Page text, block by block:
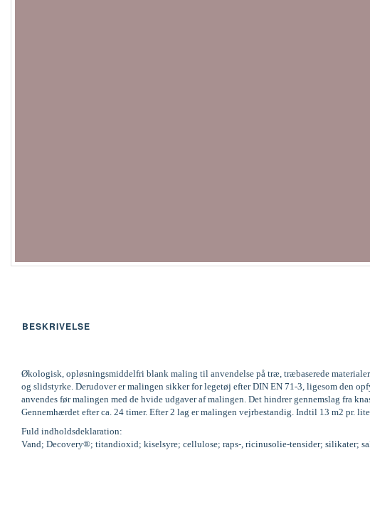
BESKRIVELSE
Økologisk, opløsningsmiddelfri blank maling til anvendelse på træ, træbaserede
og slidstyrke. Derudover er malingen sikker for legetøj efter DIN EN 71-3, ligesom den
anvendes før malingen med de hvide udgaver af malingen. Det hindrer gennemslag fra
Gennemhærdet efter ca. 24 timer. Efter 2 lag er malingen vejrbestandig. Indtil 13 m2 pr.
Fuld indholdsdeklaration:
Vand; Decovery®; titandioxid; kiselsyre; cellulose; raps-, ricinusolie-tensider; silikater;